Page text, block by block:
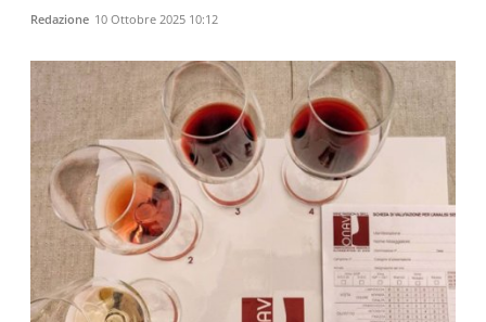
Redazione 10 Ottobre 2025 10:12